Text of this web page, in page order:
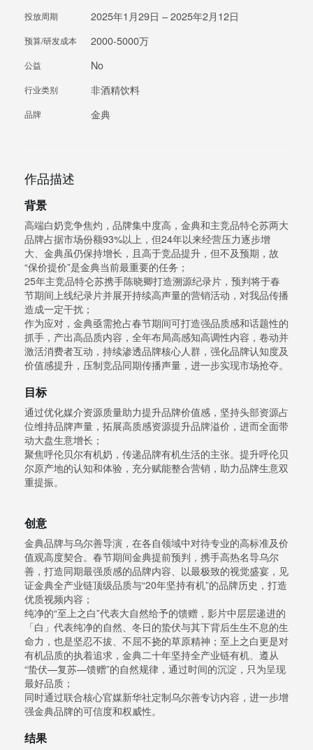
投放周期 2025年1月29日 – 2025年2月12日
预算/研发成本 2000-5000万
公益 No
行业类别 非酒精饮料
品牌 金典
作品描述
背景
高端白奶竞争焦灼，品牌集中度高，金典和主竞品特仑苏两大
品牌占据市场份额93%以上，但24年以来经营压力逐步增
大、金典虽仍保持增长，且高于竞品提升，但不及预期，故
“保价提价”是金典当前最重要的任务；
25年主竞品特仑苏携手陈晓卿打造溯源纪录片，预判将于春
节期间上线纪录片并展开持续高声量的营销活动，对我品传播
造成一定干扰；
作为应对，金典亟需抢占春节期间可打造强品质感和话题性的
抓手，产出高品质内容，全年布局高感知高调性内容，卷动并
激活消费者互动，持续渗透品牌核心人群，强化品牌认知度及
价值感提升，压制竞品同期传播声量，进一步实现市场抢夺。
目标
通过优化媒介资源质量助力提升品牌价值感，坚持头部资源占
位维持品牌声量，拓展高质感资源提升品牌溢价，进而全面带
动大盘生意增长；
聚焦呼伦贝尔有机奶，传递品牌有机生活的主张。提升呼伦贝
尔原产地的认知和体验，充分赋能整合营销，助力品牌生意双
重提振。
创意
金典品牌与乌尔善导演，在各自领域中对待专业的高标准及价
值观高度契合。春节期间金典提前预判，携手高热名导乌尔
善，打造同期最强质感的品牌内容、以最极致的视觉盛宴，见
证金典全产业链顶级品质与“20年坚持有机”的品牌历史，打造
优质视频内容；
纯净的“至上之白”代表大自然给予的馈赠，影片中层层递进的
「白」代表纯净的自然、冬日的蛰伏与其下背后生生不息的生
命力，也是坚忍不拔、不屈不挠的草原精神；至上之白更是对
有机品质的执着追求，金典二十年坚持全产业链有机、遵从
“蛰伏—复苏—馈赠”的自然规律，通过时间的沉淀，只为呈现
最好品质；
同时通过联合核心官媒新华社定制乌尔善专访内容，进一步增
强金典品牌的可信度和权威性。
结果